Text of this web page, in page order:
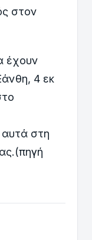
στον
έχουν
4 εκ
στη